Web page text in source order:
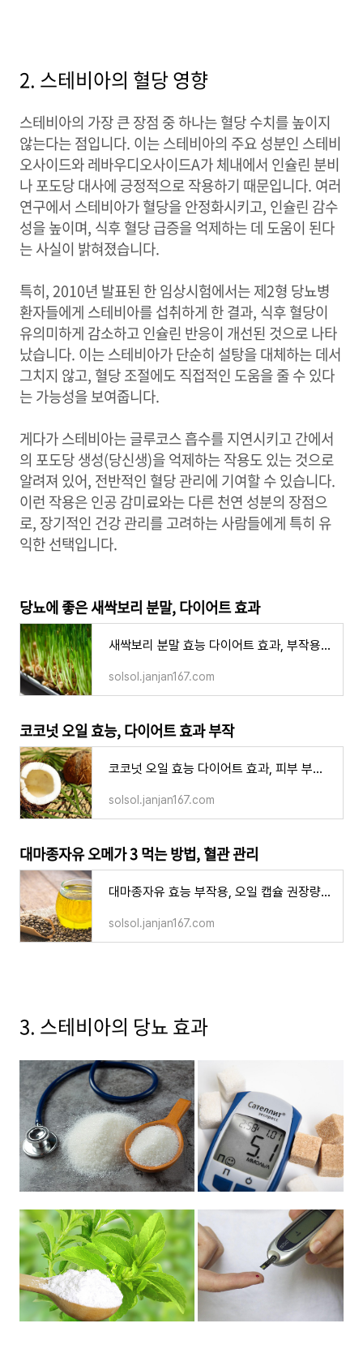
2. 스테비아의 혈당 영향
스테비아의 가장 큰 장점 중 하나는 혈당 수치를 높이지
않는다는 점입니다. 이는 스테비아의 주요 성분인 스테비
오사이드와 레바우디오사이드A가 체내에서 인슐린 분비
나 포도당 대사에 긍정적으로 작용하기 때문입니다. 여러
연구에서 스테비아가 혈당을 안정화시키고, 인슐린 감수
성을 높이며, 식후 혈당 급증을 억제하는 데 도움이 된다
는 사실이 밝혀졌습니다.
특히, 2010년 발표된 한 임상시험에서는 제2형 당뇨병
환자들에게 스테비아를 섭취하게 한 결과, 식후 혈당이
유의미하게 감소하고 인슐린 반응이 개선된 것으로 나타
났습니다. 이는 스테비아가 단순히 설탕을 대체하는 데서
그치지 않고, 혈당 조절에도 직접적인 도움을 줄 수 있다
는 가능성을 보여줍니다.
게다가 스테비아는 글루코스 흡수를 지연시키고 간에서
의 포도당 생성(당신생)을 억제하는 작용도 있는 것으로
알려져 있어, 전반적인 혈당 관리에 기여할 수 있습니다.
이런 작용은 인공 감미료와는 다른 천연 성분의 장점으
로, 장기적인 건강 관리를 고려하는 사람들에게 특히 유
익한 선택입니다.
당뇨에 좋은 새싹보리 분말, 다이어트 효과
새싹보리 분말 효능 다이어트 효과, 부작용 당뇨 체지방 분해 먹는 방법
solsol.janjan167.com
코코넛 오일 효능, 다이어트 효과 부작
코코넛 오일 효능 다이어트 효과, 피부 부작용 먹는 방법 하루 권장량
solsol.janjan167.com
대마종자유 오메가 3 먹는 방법, 혈관 관리
대마종자유 효능 부작용, 오일 캡슐 권장량 먹는 방법 오메가3 다이어트
solsol.janjan167.com
3. 스테비아의 당뇨 효과